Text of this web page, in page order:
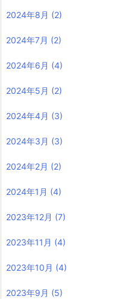
2024年8月 (2)
2024年7月 (2)
2024年6月 (4)
2024年5月 (2)
2024年4月 (3)
2024年3月 (3)
2024年2月 (2)
2024年1月 (4)
2023年12月 (7)
2023年11月 (4)
2023年10月 (4)
2023年9月 (5)